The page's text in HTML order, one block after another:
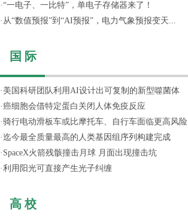
·“一电子、一比特”，单电子存储器来了！
· 从“数值预报”到“AI预报”，电力气象预报变天...
国 际
· 美国科研团队利用AI设计出可复制的新型噬菌体
·癌细胞会借特定蛋白关闭人体免疫反应
·骑行电动滑板车或比摩托车、自行车面临更高风险
·迄今最全质量最高的人类基因组序列构建完成
· SpaceX火箭残骸撞击月球 月面出现撞击坑
·利用阳光可直接产生光子纠缠
高 校